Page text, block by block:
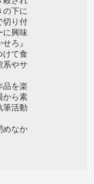
の下に
切り付
に興味
ろ』
けて食
系やサ
品を楽
から素
筆活動
めなか